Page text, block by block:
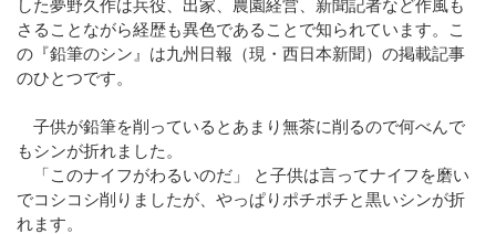
した夢野久作は兵役、出家、農園経営、新聞記者など作風も
さることながら経歴も異色であることで知られています。こ
の『鉛筆のシン』は九州日報（現・西日本新聞）の掲載記事
のひとつです。
子供が鉛筆を削っているとあまり無茶に削るので何べんで
もシンが折れました。
「このナイフがわるいのだ」 と子供は言ってナイフを磨い
でコシコシ削りましたが、やっぱりポチポチと黒いシンが折
れます。